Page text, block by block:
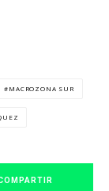
MACROZONA SUR